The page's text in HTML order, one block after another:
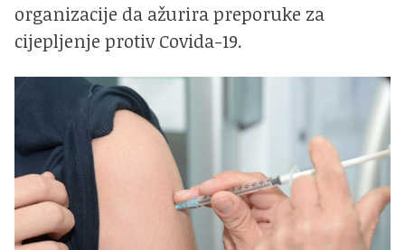
organizacije da ažurira preporuke za
cijepljenje protiv Covida-19.